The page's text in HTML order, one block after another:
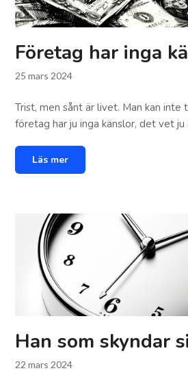
Företag har inga
25 mars 2024
Trist, men sånt är livet. Man kan inte
företag har ju inga känslor, det vet ju
Läs mer
Han som skyndar
22 mars 2024